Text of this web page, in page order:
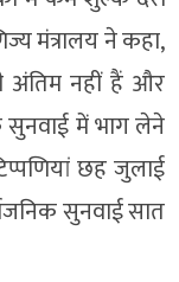
मंत्रालय ने कहा,
अंतिम नहीं हैं और
में भाग लेने
छह जुलाई
सुनवाई सात